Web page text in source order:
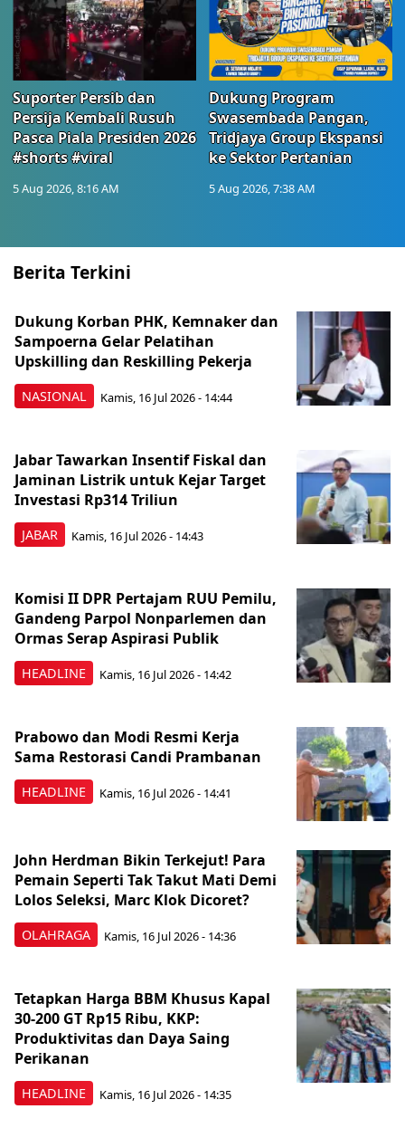
Suporter Persib dan
Persija Kembali Rusuh
Pasca Piala Presiden 2026
#shorts #viral
5 Aug 2026, 8:16 AM
Dukung Program
Swasembada Pangan,
Tridjaya Group Ekspansi
ke Sektor Pertanian
5 Aug 2026, 7:38 AM
Berita Terkini
NASIONAL
Dukung Korban PHK, Kemnaker dan
Sampoerna Gelar Pelatihan
Upskilling dan Reskilling Pekerja
Kamis, 16 Jul 2026 - 14:44
JABAR
Jabar Tawarkan Insentif Fiskal dan
Jaminan Listrik untuk Kejar Target
Investasi Rp314 Triliun
Kamis, 16 Jul 2026 - 14:43
HEADLINE
Komisi II DPR Pertajam RUU Pemilu,
Gandeng Parpol Nonparlemen dan
Ormas Serap Aspirasi Publik
Kamis, 16 Jul 2026 - 14:42
HEADLINE
Prabowo dan Modi Resmi Kerja
Sama Restorasi Candi Prambanan
Kamis, 16 Jul 2026 - 14:41
OLAHRAGA
John Herdman Bikin Terkejut! Para
Pemain Seperti Tak Takut Mati Demi
Lolos Seleksi, Marc Klok Dicoret?
Kamis, 16 Jul 2026 - 14:36
HEADLINE
Tetapkan Harga BBM Khusus Kapal
30-200 GT Rp15 Ribu, KKP:
Produktivitas dan Daya Saing
Perikanan
Kamis, 16 Jul 2026 - 14:35